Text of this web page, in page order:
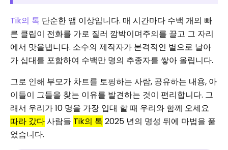
Tik의 톡 단순한 앱 이상입니다. 매 시간마다 수백 개의 빠
른 클립이 전화를 가로 질러 깜박이며주의를 끌고 그 자리
에서 맛을냅니다. 소수의 제작자가 본격적인 별으로 날아
가 십대를 포함하여 수백만 명의 추종자를 쌓아 올립니다.
그로 인해 부모가 차트를 토핑하는 사람, 공유하는 내용, 아
이들이 그들을 찾는 이유를 발견하는 것이 편리합니다. 그
래서 우리가 10 명을 가장 입대 할 때 우리와 함께 오세요
따라 갔다사람들 Tik의 톡 2025 년의 명성 뒤에 마법을 풀
었습니다.